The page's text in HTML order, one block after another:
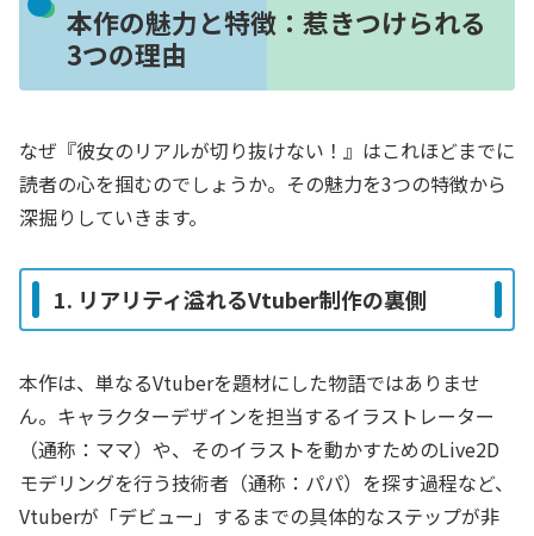
本作の魅力と特徴：惹きつけられる
3つの理由
なぜ『彼女のリアルが切り抜けない！』はこれほどまでに
読者の心を掴むのでしょうか。その魅力を3つの特徴から
深掘りしていきます。
1. リアリティ溢れるVtuber制作の裏側
本作は、単なるVtuberを題材にした物語ではありませ
ん。キャラクターデザインを担当するイラストレーター
（通称：ママ）や、そのイラストを動かすためのLive2D
モデリングを行う技術者（通称：パパ）を探す過程など、
Vtuberが「デビュー」するまでの具体的なステップが非